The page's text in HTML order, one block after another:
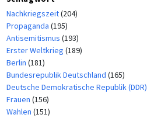
Nachkriegszeit(204)
Propaganda (195)
Antisemitismus (193)
Erster Weltkrieg (189)
Berlin (181)
Bundesrepublik Deutschland (165)
Deutsche Demokratische Republik (DDR)
Frauen (156)
Wahlen (151)